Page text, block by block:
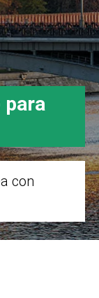
para
con